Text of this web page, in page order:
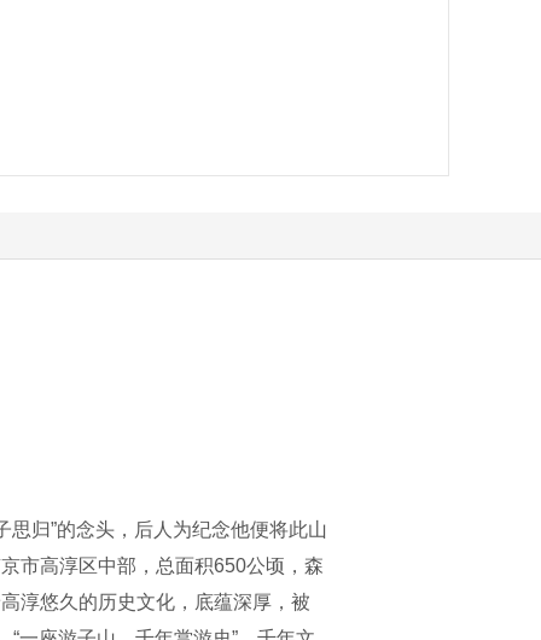
思归”的念头，后人为纪念他便将此山
市高淳区中部，总面积650公顷，森
淳悠久的历史文化，底蕴深厚，被